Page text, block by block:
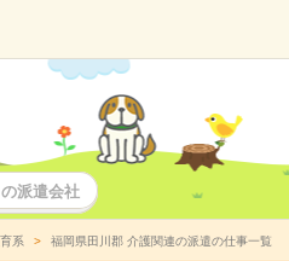
派遣会社
系 福岡県田川郡 介護関連の派遣の仕事一覧